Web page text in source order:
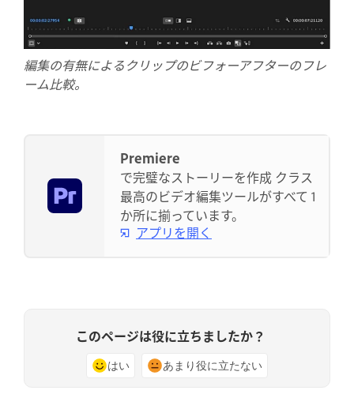
編集の有無によるクリップのビフォーアフターのフレ
ーム比較。
Premiere
で完璧なストーリーを作成 クラス
最高のビデオ編集ツールがすべて 1
か所に揃っています。
アプリを開く
このページは役に立ちましたか？
はい あまり役に立たない